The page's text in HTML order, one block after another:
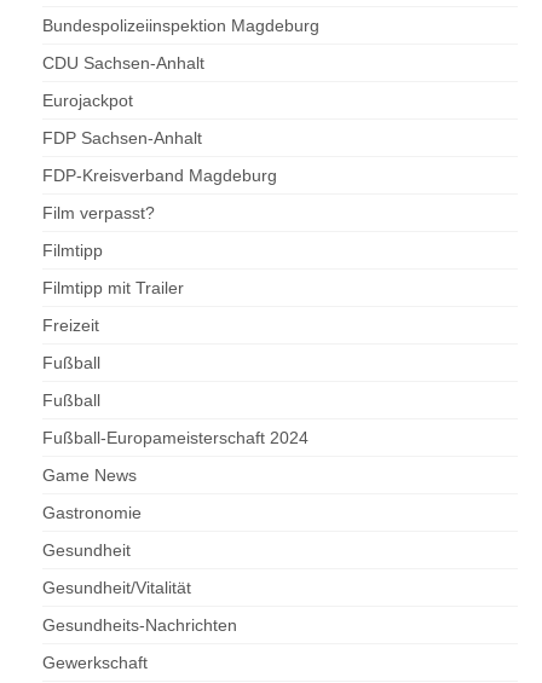
Bundespolizeiinspektion Magdeburg
CDU Sachsen-Anhalt
Eurojackpot
FDP Sachsen-Anhalt
FDP-Kreisverband Magdeburg
Film verpasst?
Filmtipp
Filmtipp mit Trailer
Freizeit
Fußball
Fußball
Fußball-Europameisterschaft 2024
Game News
Gastronomie
Gesundheit
Gesundheit/Vitalität
Gesundheits-Nachrichten
Gewerkschaft